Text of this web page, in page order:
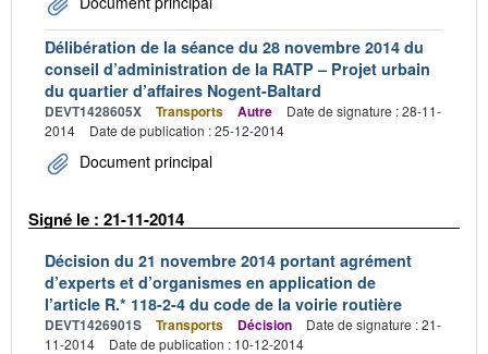
Délibération de la séance du 28 novembre 2014 du
conseil d’administration de la RATP – Projet urbain
du quartier d’affaires Nogent-Baltard
DEVT1428605X Transports Autre
Date de signature : 28-11-
2014
Date de publication : 25-12-2014
Document principal
Signé le : 21-11-2014
Décision du 21 novembre 2014 portant agrément
d’experts et d’organismes en application de
l’article R.* 118-2-4 du code de la voirie routière
DEVT1426901S Transports Décision
Date de signature : 21-
11-2014
Date de publication : 10-12-2014